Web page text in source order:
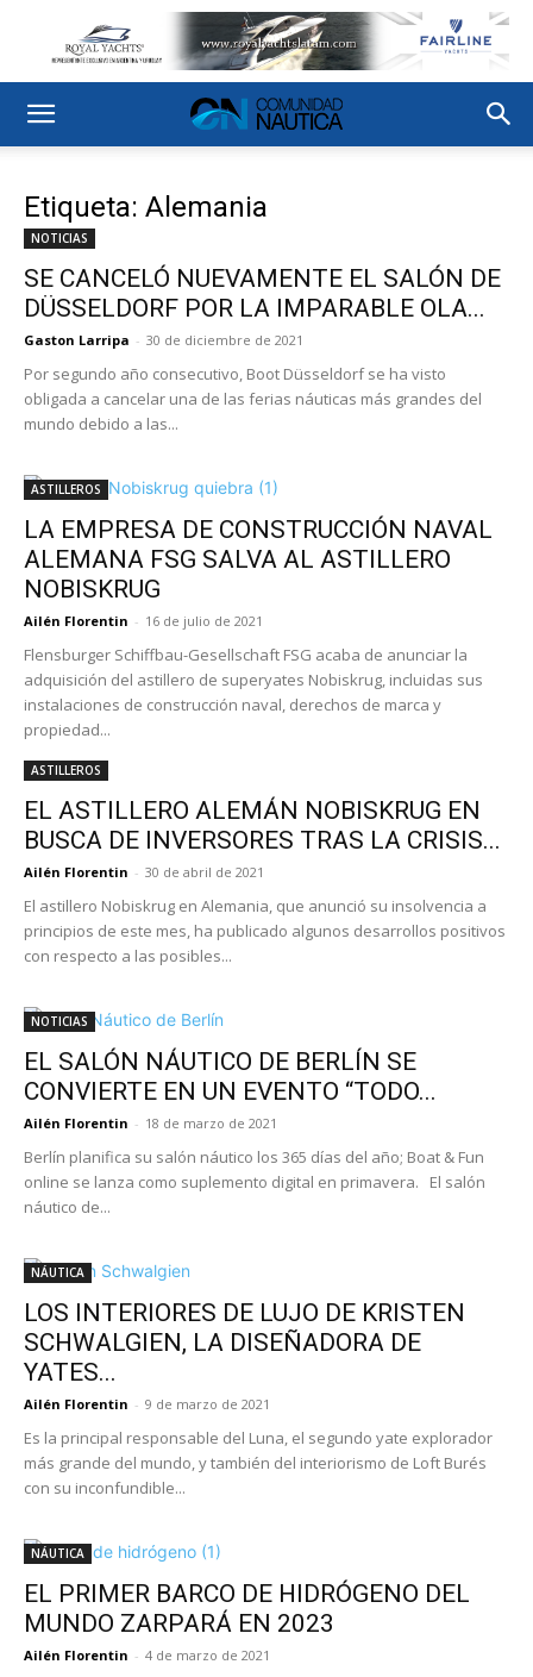
Etiqueta: Alemania
NOTICIAS
SE CANCELÓ NUEVAMENTE EL SALÓN DE
DÜSSELDORF POR LA IMPARABLE OLA...
Gaston Larripa - 30 de diciembre de 2021
Por segundo año consecutivo, Boot Düsseldorf se ha visto
obligada a cancelar una de las ferias náuticas más grandes del
mundo debido a las...
ASTILLEROS
LA EMPRESA DE CONSTRUCCIÓN NAVAL
ALEMANA FSG SALVA AL ASTILLERO
NOBISKRUG
Ailén Florentin - 16 de julio de 2021
Flensburger Schiffbau-Gesellschaft FSG acaba de anunciar la
adquisición del astillero de superyates Nobiskrug, incluidas sus
instalaciones de construcción naval, derechos de marca y
propiedad...
ASTILLEROS
EL ASTILLERO ALEMÁN NOBISKRUG EN
BUSCA DE INVERSORES TRAS LA CRISIS...
Ailén Florentin - 30 de abril de 2021
El astillero Nobiskrug en Alemania, que anunció su insolvencia a
principios de este mes, ha publicado algunos desarrollos positivos
con respecto a las posibles...
NOTICIAS
EL SALÓN NÁUTICO DE BERLÍN SE
CONVIERTE EN UN EVENTO “TODO...
Ailén Florentin - 18 de marzo de 2021
Berlín planifica su salón náutico los 365 días del año; Boat & Fun
online se lanza como suplemento digital en primavera. El salón
náutico de...
NÁUTICA
LOS INTERIORES DE LUJO DE KRISTEN
SCHWALGIEN, LA DISEÑADORA DE
YATES...
Ailén Florentin - 9 de marzo de 2021
Es la principal responsable del Luna, el segundo yate explorador
más grande del mundo, y también del interiorismo de Loft Burés
con su inconfundible...
NÁUTICA
EL PRIMER BARCO DE HIDRÓGENO DEL
MUNDO ZARPARÁ EN 2023
Ailén Florentin - 4 de marzo de 2021